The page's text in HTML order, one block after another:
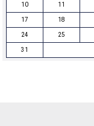
10 11
17 18
24 25
31